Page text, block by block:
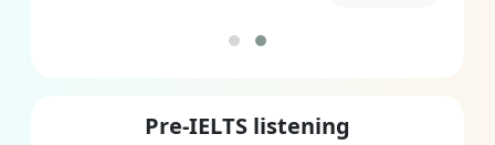
Pre-IELTS listening